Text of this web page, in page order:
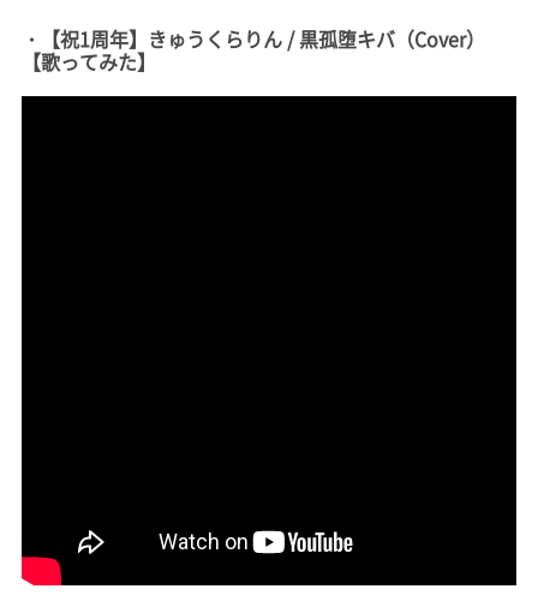
・【祝1周年】きゅうくらりん / 黒孤堕キバ（Cover）
【歌ってみた】